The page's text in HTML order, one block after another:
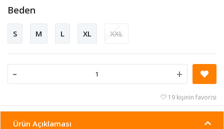
Beden
S M L XL XXL
- +
19 kişinin favorisi
Ürün Açıklaması